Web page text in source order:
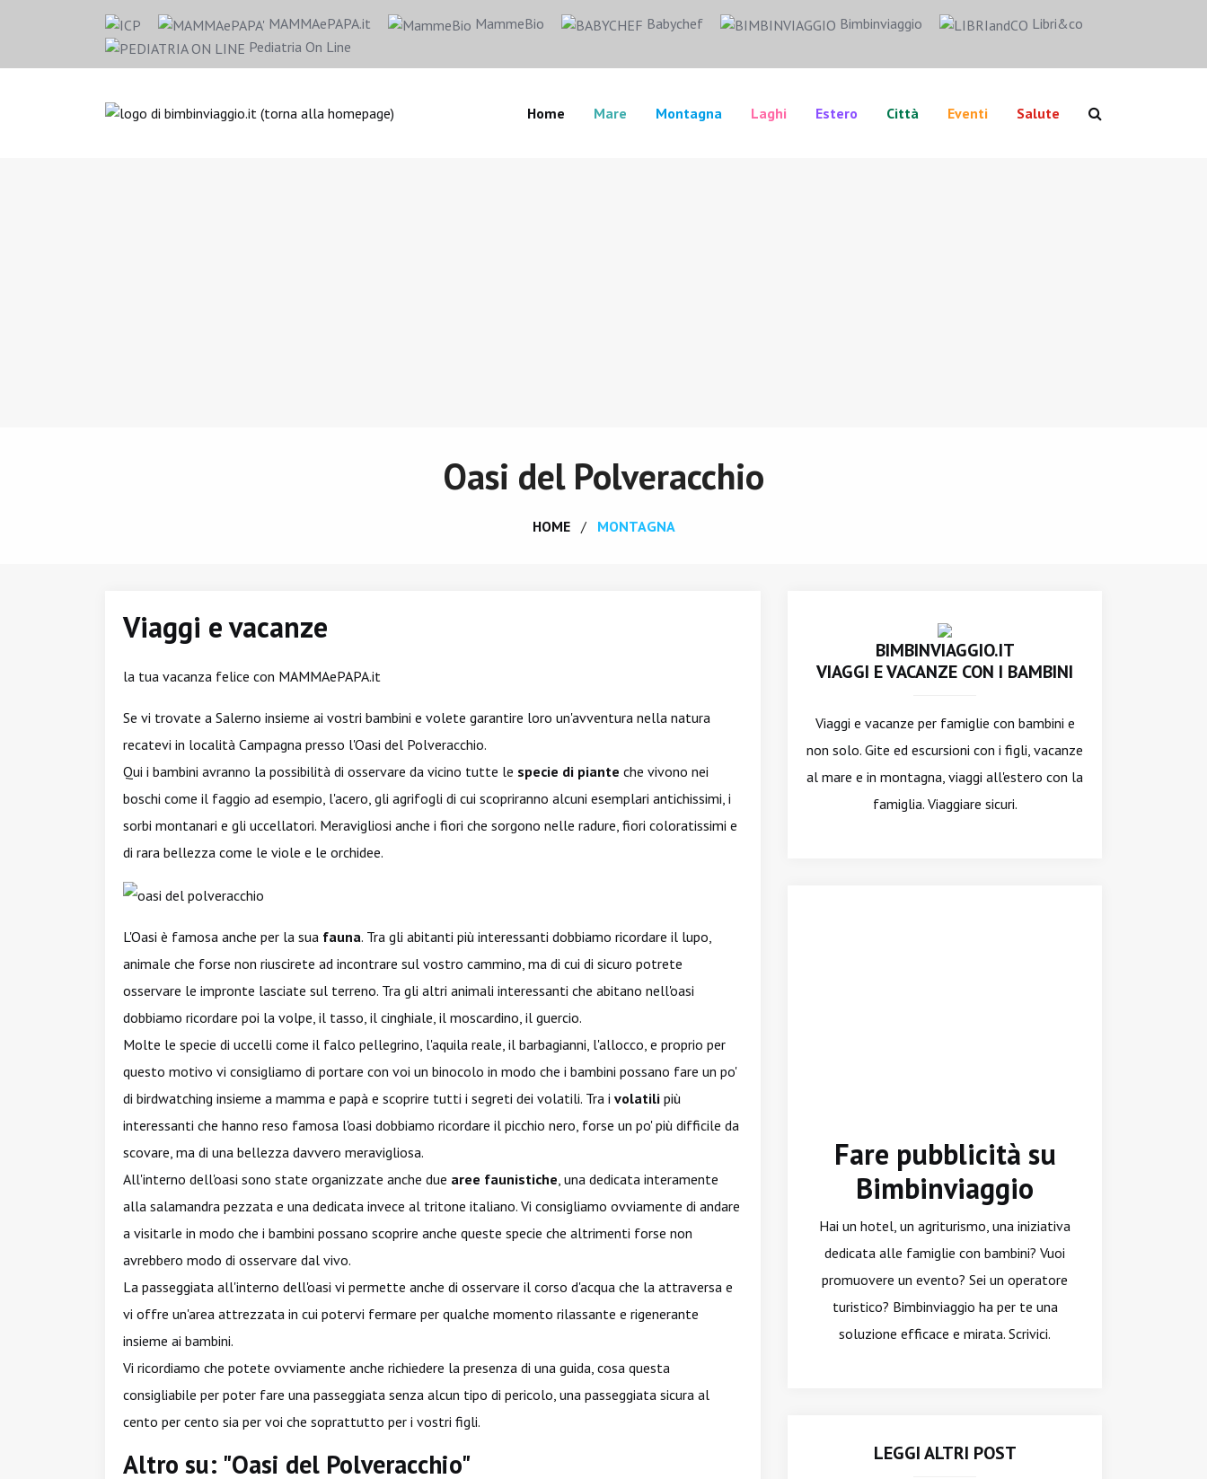
MAMMAePAPA.it MammeBio Babychef Bimbinviaggio
Libri&co
Pediatria On Line
Home Mare Montagna Laghi Estero Città Eventi Salute
Oasi del Polveracchio
HOME MONTAGNA
Viaggi e vacanze
la tua vacanza felice con MAMMAePAPA.it
Se vi trovate a Salerno insieme ai vostri bambini e volete garantire loro un'avventura nella natura
recatevi in località Campagna presso l'Oasi del Polveracchio.
Qui i bambini avranno la possibilità di osservare da vicino tutte le specie di piante che vivono nei
boschi come il faggio ad esempio, l'acero, gli agrifogli di cui scopriranno alcuni esemplari antichissimi, i
sorbi montanari e gli uccellatori. Meravigliosi anche i fiori che sorgono nelle radure, fiori coloratissimi e
di rara bellezza come le viole e le orchidee.
L'Oasi è famosa anche per la sua fauna. Tra gli abitanti più interessanti dobbiamo ricordare il lupo,
animale che forse non riuscirete ad incontrare sul vostro cammino, ma di cui di sicuro potrete
osservare le impronte lasciate sul terreno. Tra gli altri animali interessanti che abitano nell'oasi
dobbiamo ricordare poi la volpe, il tasso, il cinghiale, il moscardino, il guercio.
Molte le specie di uccelli come il falco pellegrino, l'aquila reale, il barbagianni, l'allocco, e proprio per
questo motivo vi consigliamo di portare con voi un binocolo in modo che i bambini possano fare un po'
di birdwatching insieme a mamma e papà e scoprire tutti i segreti dei volatili. Tra i volatili più
interessanti che hanno reso famosa l'oasi dobbiamo ricordare il picchio nero, forse un po' più difficile da
scovare, ma di una bellezza davvero meravigliosa.
All'interno dell'oasi sono state organizzate anche due aree faunistiche, una dedicata interamente
alla salamandra pezzata e una dedicata invece al tritone italiano. Vi consigliamo ovviamente di andare
a visitarle in modo che i bambini possano scoprire anche queste specie che altrimenti forse non
avrebbero modo di osservare dal vivo.
La passeggiata all'interno dell'oasi vi permette anche di osservare il corso d'acqua che la attraversa e
vi offre un'area attrezzata in cui potervi fermare per qualche momento rilassante e rigenerante
insieme ai bambini.
Vi ricordiamo che potete ovviamente anche richiedere la presenza di una guida, cosa questa
consigliabile per poter fare una passeggiata senza alcun tipo di pericolo, una passeggiata sicura al
cento per cento sia per voi che soprattutto per i vostri figli.
Altro su: "Oasi del Polveracchio"
BIMBINVIAGGIO.IT
VIAGGI E VACANZE CON I BAMBINI
Viaggi e vacanze per famiglie con bambini e
non solo. Gite ed escursioni con i figli, vacanze
al mare e in montagna, viaggi all'estero con la
famiglia. Viaggiare sicuri.
Fare pubblicità su
Bimbinviaggio
Hai un hotel, un agriturismo, una iniziativa
dedicata alle famiglie con bambini? Vuoi
promuovere un evento? Sei un operatore
turistico? Bimbinviaggio ha per te una
soluzione efficace e mirata. Scrivici.
LEGGI ALTRI POST